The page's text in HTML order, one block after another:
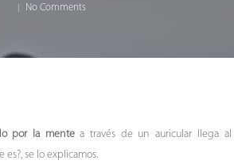
No Comments
por la mentea través de un auricular llega al
se lo explicamos.